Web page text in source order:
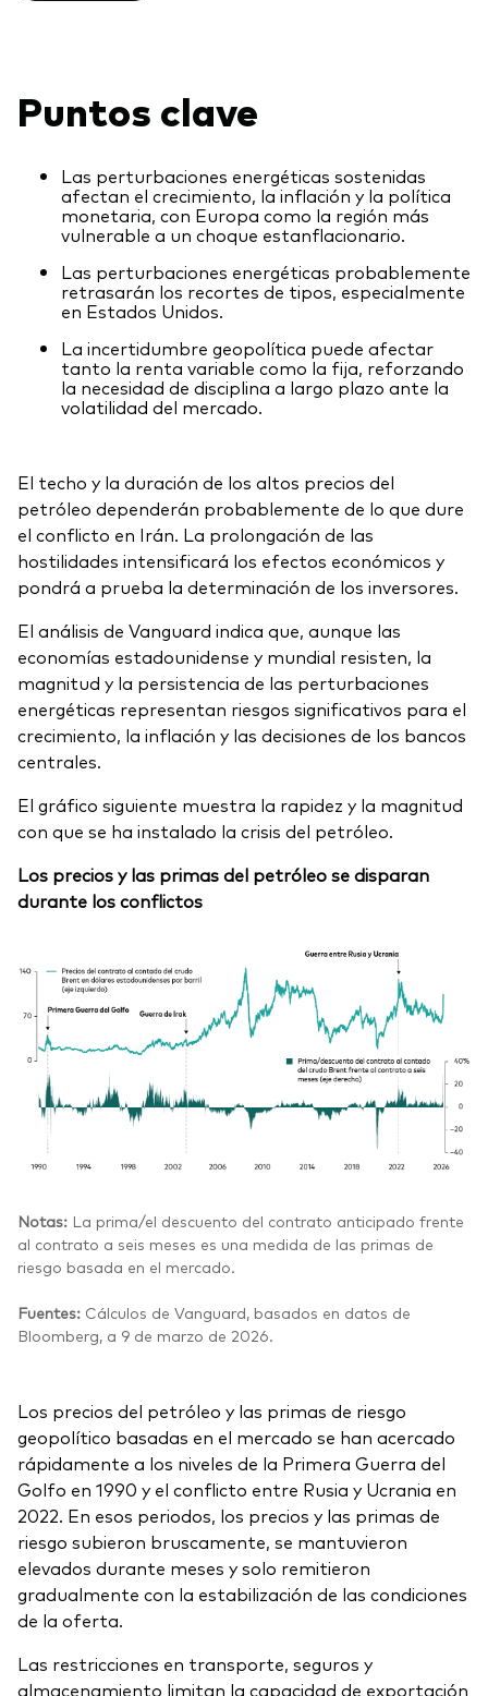
Invierte con nosotros
Supervisión de inversiones
Documentación legal
Prevención de fraude
Puntos clave
Las perturbaciones energéticas sostenidas
afectan el crecimiento, la inflación y la política
monetaria, con Europa como la región más
vulnerable a un choque estanflacionario.
Las perturbaciones energéticas probablemente
retrasarán los recortes de tipos, especialmente
en Estados Unidos.
La incertidumbre geopolítica puede afectar
tanto la renta variable como la fija, reforzando
la necesidad de disciplina a largo plazo ante la
volatilidad del mercado.
El techo y la duración de los altos precios del
petróleo dependerán probablemente de lo que dure
el conflicto en Irán. La prolongación de las
hostilidades intensificará los efectos económicos y
pondrá a prueba la determinación de los inversores.
El análisis de Vanguard indica que, aunque las
economías estadounidense y mundial resisten, la
magnitud y la persistencia de las perturbaciones
energéticas representan riesgos significativos para el
crecimiento, la inflación y las decisiones de los bancos
centrales.
El gráfico siguiente muestra la rapidez y la magnitud
con que se ha instalado la crisis del petróleo.
Los precios y las primas del petróleo se disparan
durante los conflictos
Notas: La prima/el descuento del contrato anticipado frente
al contrato a seis meses es una medida de las primas de
riesgo basada en el mercado.
Fuentes: Cálculos de Vanguard, basados en datos de
Bloomberg, a 9 de marzo de 2026.
Los precios del petróleo y las primas de riesgo
geopolítico basadas en el mercado se han acercado
rápidamente a los niveles de la Primera Guerra del
Golfo en 1990 y el conflicto entre Rusia y Ucrania en
2022. En esos periodos, los precios y las primas de
riesgo subieron bruscamente, se mantuvieron
elevados durante meses y solo remitieron
gradualmente con la estabilización de las condiciones
de la oferta.
Las restricciones en transporte, seguros y
almacenamiento limitan la capacidad de exportación